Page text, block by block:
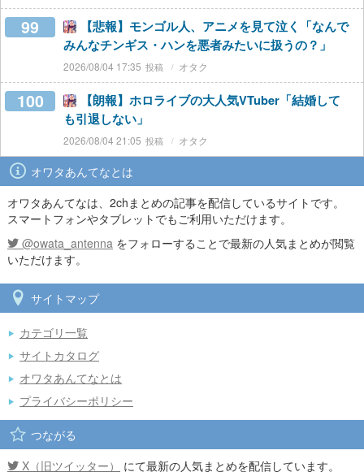
99
【悲報】モンゴル人、アニメを見て泣く「なんで
みんなチンギス・ハンを悪者みたいに扱うの？」
2026/08/04 17:35 オタク
100
【朗報】ホロライブの大人気VTuber「結婚して
も引退しない」
2026/08/04 21:05 オタク
オワタあんてなとは
オワタあんてなは、2chまとめの記事を配信しているサイトです。
スマートフォンやタブレットでもご利用いただけます。
@owata_antenna をフォローすることで最新の人気まとめが閲覧
いただけます。
サイトマップ
カテゴリ一覧
サイトカタログ
オワタあんてなとは
プライバシーポリシー
つながる
X（旧ツイッター）
にて最新の人気まとめを配信しています。